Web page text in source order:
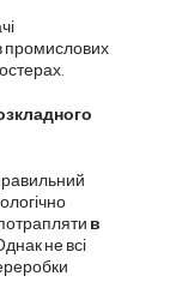
промислових
в
не всі